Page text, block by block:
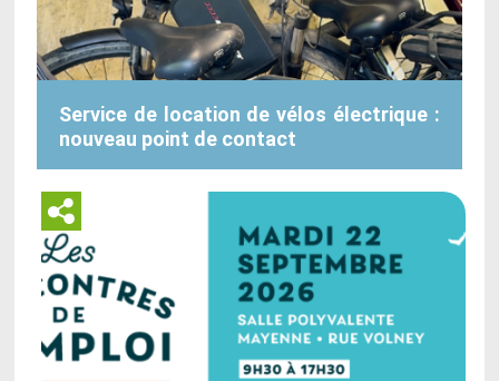
Service de location de vélos électrique :
nouveau point de contact